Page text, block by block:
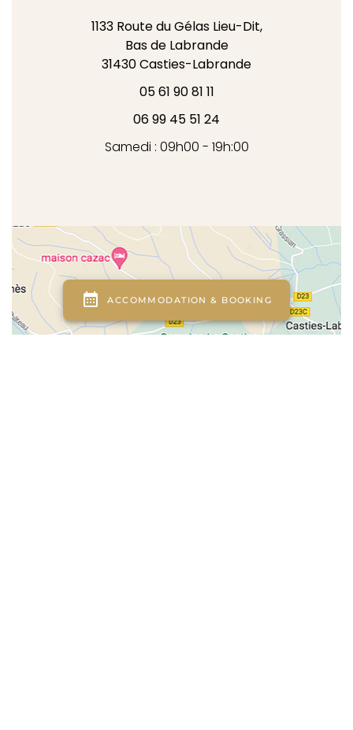
1133 Route du Gélas Lieu-Dit,
Bas de Labrande
31430Casties-Labrande
05 61 90 81 11
06 99 45 51 24
Samedi : 09h00 - 19h:00